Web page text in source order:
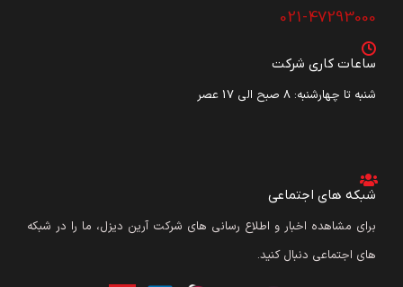
021-47293000
ساعات کاری شرکت
شنبه تا چهارشنبه: ۸ صبح الی 17 عصر
شبکه های اجتماعی
برای مشاهده اخبار و اطلاع رسانی های شرکت آرین دیزل، ما را در شبکه
های اجتماعی دنبال کنید.